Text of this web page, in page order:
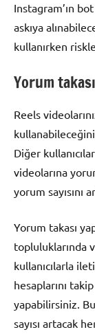
Instagram’ın bot
askıya
kullanırken
Yorum
Reels
Diğer
videolarına
yorum sayısını
Yorum takası
topluluklarında
kullanıcılarla
hesaplarını
yapabilirsiniz.
sayısı artacak